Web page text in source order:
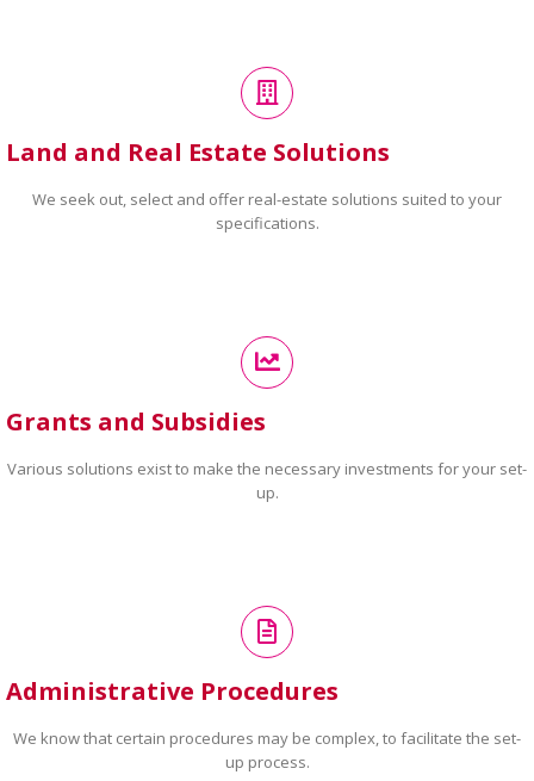
Land and Real Estate Solutions
We seek out, select and offer real-estate solutions suited to your
specifications.
Grants and Subsidies
Various solutions exist to make the necessary investments for your set-
up.
Administrative Procedures
We know that certain procedures may be complex, to facilitate the set-
up process.